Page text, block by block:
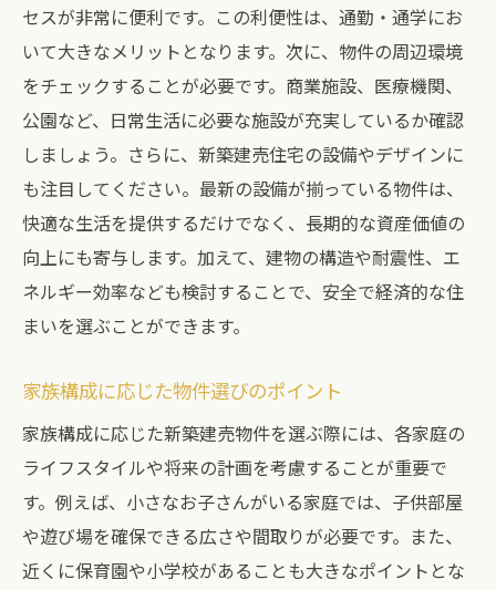
セスが非常に便利です。この利便性は、通勤・通学にお
いて大きなメリットとなります。次に、物件の周辺環境
をチェックすることが必要です。商業施設、医療機関、
公園など、日常生活に必要な施設が充実しているか確認
しましょう。さらに、新築建売住宅の設備やデザインに
も注目してください。最新の設備が揃っている物件は、
快適な生活を提供するだけでなく、長期的な資産価値の
向上にも寄与します。加えて、建物の構造や耐震性、エ
ネルギー効率なども検討することで、安全で経済的な住
まいを選ぶことができます。
家族構成に応じた物件選びのポイント
家族構成に応じた新築建売物件を選ぶ際には、各家庭の
ライフスタイルや将来の計画を考慮することが重要で
す。例えば、小さなお子さんがいる家庭では、子供部屋
や遊び場を確保できる広さや間取りが必要です。また、
近くに保育園や小学校があることも大きなポイントとな